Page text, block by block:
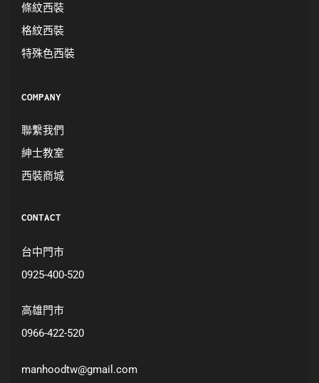
條紋西裝
格紋西裝
特殊色西裝
COMPANY
聯繫我們
紳士教室
西裝商城
CONTACT
台中門市
0925-400-520
高雄門市
0966-422-520
manhoodtw@gmail.com